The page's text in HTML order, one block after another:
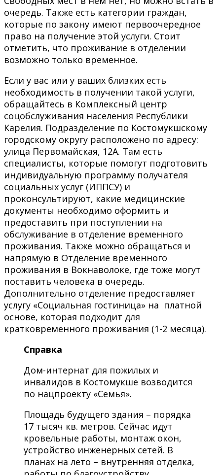
очередь. Также есть категории граждан,
которые по закону имеют первоочередное
право на получение этой услуги. Стоит
отметить, что проживание в отделении
возможно только временное.
Если у вас или у ваших близких есть
необходимость в получении такой услуги,
обращайтесь в Комплексный центр
соцобслуживания населения Республики
Карелия. Подразделение по Костомукшскому
городскому округу расположено по адресу:
улица Первомайская, 12А. Там есть
специалисты, которые помогут подготовить
индивидуальную программу получателя
социальных услуг (ИППСУ) и
проконсультируют, какие медицинские
документы необходимо оформить и
предоставить при поступлении на
обслуживание в отделение временного
проживания. Также можно обращаться и
напрямую в Отделение временного
проживания в Вокнаволоке, где тоже могут
поставить человека в очередь.
Дополнительно отделение предоставляет
услугу «Социальная гостиница» на платной
основе, которая подходит для
кратковременного проживания (1-2 месяца).
Справка
Дом-интернат для пожилых и
инвалидов в Костомукше возводится
по нацпроекту «Семья».
Площадь будущего здания – порядка
17 тысяч кв. метров. Сейчас идут
кровельные работы, монтаж окон,
устройство инженерных сетей. В
планах на лето – внутренняя отделка,